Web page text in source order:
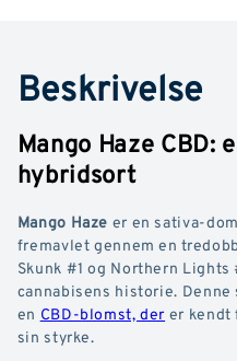
Beskrivelse
Mango Haze CBD:
hybridsort
Mango Haze er en sativa-
fremavlet gennem en
Skunk #1 og Northern
cannabisens historie.
en CBD-blomst, derer kendt
sin styrke.